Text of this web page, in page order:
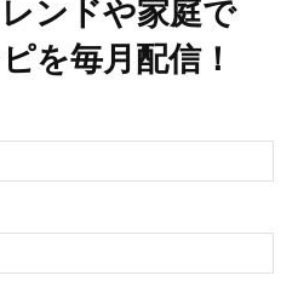
ンドや家庭で
を毎月配信！